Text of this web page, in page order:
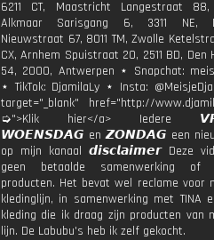
6211 CT, Maastricht Langestraat 88,
Alkmaar Sarisgang 6, 3311 NE,
Nieuwstraat 67, 8011 TM, Zwolle
CX, Arnhem Spuistraat 20, 2511 BD, Den
54, 2000, Antwerpen ⋆ Snapchat:
⋆ TikTok: DjamilaLy ⋆ Insta:
target="_blank" href="http://
➭">Klik hier</a> Iedere
𝙒𝙊𝙀𝙉𝙎𝘿𝘼𝙂 en 𝙕𝙊𝙉𝘿𝘼𝙂 een
op mijn kanaal 𝙙𝙞𝙨𝙘𝙡𝙖𝙞𝙢𝙚𝙧 Deze
geen betaalde samenwerking of
producten. Het bevat wel reclame voor
kledinglijn, in samenwerking met TINA
kleding die ik draag zijn producten van
lijn. De Labubu's heb ik zelf gekocht.